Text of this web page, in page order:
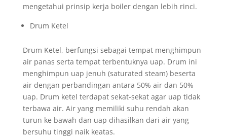
mengetahui prinsip kerja boiler dengan lebih rinci.
Drum Ketel
Drum Ketel, berfungsi sebagai tempat menghimpun
air panas serta tempat terbentuknya uap. Drum ini
menghimpun uap jenuh (saturated steam) beserta
air dengan perbandingan antara 50% air dan 50%
uap. Drum ketel terdapat sekat-sekat agar uap tidak
terbawa air. Air yang memiliki suhu rendah akan
turun ke bawah dan uap dihasilkan dari air yang
bersuhu tinggi naik keatas.